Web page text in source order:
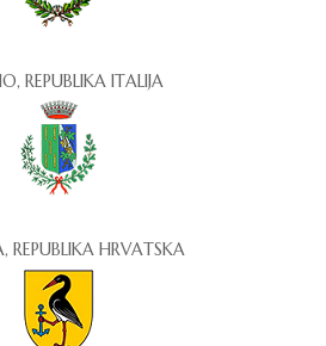
REPUBLIKA ITALIJA
REPUBLIKA HRVATSKA